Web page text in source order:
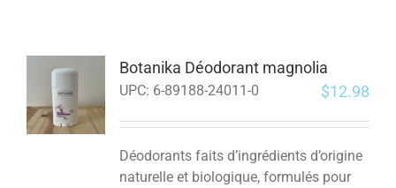
Botanika Déodorant magnolia
UPC: 6-89188-24011-0 $12.98
Déodorants faits d’ingrédients d’origine
naturelle et biologique, formulés pour